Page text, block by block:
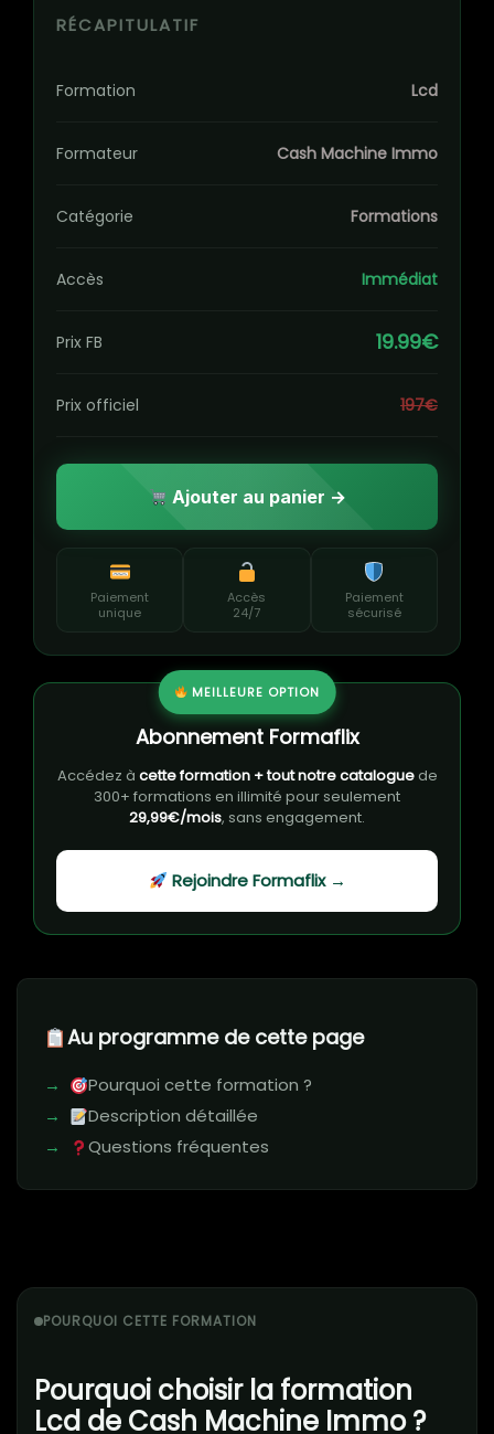
Au programme de cette page
Pourquoi cette formation ?
Description détaillée
Questions fréquentes
POURQUOI CETTE FORMATION
Pourquoi choisir la formation
Lcd de Cash Machine Immo ?
RÉCAPITULATIF
Formation Lcd
Formateur Cash Machine Immo
Catégorie Formations
Accès Immédiat
Prix FB 19.99€
Prix officiel 197€
Ajouter au panier →
Paiement
unique
Accès
24/7
Paiement
sécurisé
MEILLEURE OPTION
Abonnement Formaflix
Accédez à cette formation + tout notre cataloguede
300+ formations en illimité pour seulement
29,99€/mois, sans engagement.
Rejoindre Formaflix →